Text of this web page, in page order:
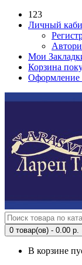
123
Личный
Мои
Корзина
Оформление
0 товар(ов) - 0.00 р.
В корзине